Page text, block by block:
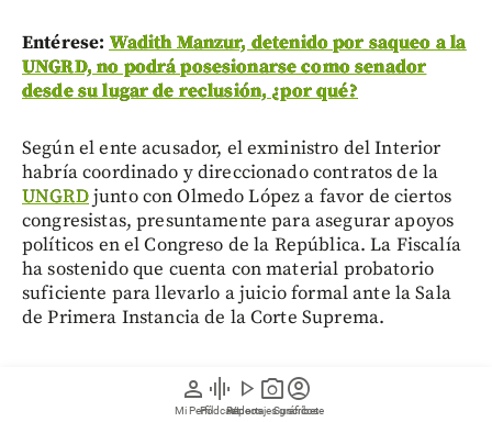
person
Mi Perfil
graphic_eq
Pódcast
play_arrow
Videos
photo_camera
Reportajes gráficos
account_circle
Suscríbete
Entérese: Wadith Manzur, detenido por saqueo a la
UNGRD, no podrá posesionarse como senador
desde su lugar de reclusión, ¿por qué?
Según el ente acusador, el exministro del Interior
habría coordinado y direccionado contratos de la
UNGRDjunto con Olmedo López a favor de ciertos
congresistas, presuntamente para asegurar apoyos
políticos en el Congreso de la República. La Fiscalía
ha sostenido que cuenta con material probatorio
suficiente para llevarlo a juicio formal ante la Sala
de Primera Instancia de la Corte Suprema.
Velasco quedará en libertad a horas de terminar el